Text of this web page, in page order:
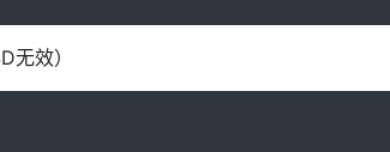
无效）